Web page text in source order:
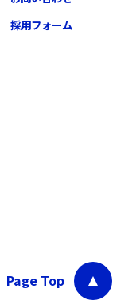
採用フォーム
Page Top